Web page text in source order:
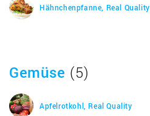
Hähnchenpfanne, Real Quality
Gemüse (5)
Apfelrotkohl, Real Quality